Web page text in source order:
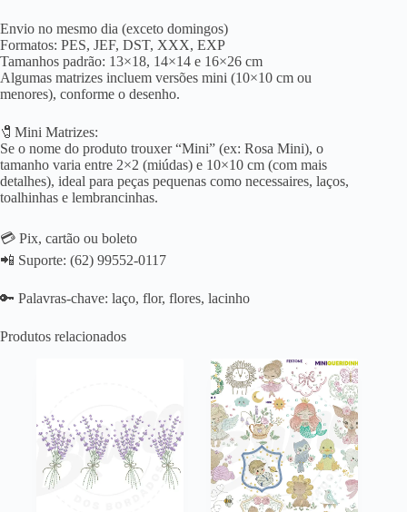
Envio no mesmo dia (exceto domingos)
Formatos: PES, JEF, DST, XXX, EXP
Tamanhos padrão: 13×18, 14×14 e 16×26 cm
Algumas matrizes incluem versões mini (10×10 cm ou
menores), conforme o desenho.
🧷Mini Matrizes:
Se o nome do produto trouxer “Mini” (ex: Rosa Mini), o
tamanho varia entre 2×2 (miúdas) e 10×10 cm (com mais
detalhes), ideal para peças pequenas como necessaires, laços,
toalhinhas e lembrancinhas.
💳 Pix, cartão ou boleto
📲 Suporte: (62) 99552-0117
🔑 Palavras-chave: laço, flor, flores, lacinho
Produtos relacionados